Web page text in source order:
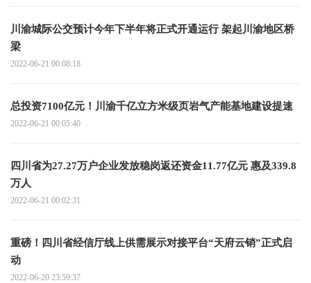
川渝城际公交预计今年下半年将正式开通运行 架起川渝地区桥
梁
2022-06-21 00:08:18
总投资7100亿元！川渝千亿立方米级页岩气产能基地建设提速
2022-06-21 00:05:40
四川省为27.27万户企业发放稳岗返还资金11.77亿元 惠及339.8
万人
2022-06-21 00:02:31
重磅！四川省经信厅线上供需展示对接平台“天府云销”正式启
动
2022-06-20 23:59:37